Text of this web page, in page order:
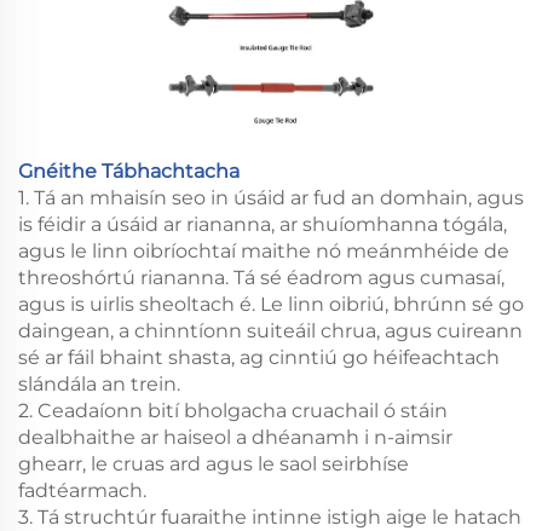
Gnéithe Tábhachtacha
1. Tá an mhaisín seo in úsáid ar fud an domhain, agus
is féidir a úsáid ar riananna, ar shuíomhanna tógála,
agus le linn oibríochtaí maithe nó meánmhéide de
threoshórtú riananna. Tá sé éadrom agus cumasaí,
agus is uirlis sheoltach é. Le linn oibriú, bhrúnn sé go
daingean, a chinntíonn suiteáil chrua, agus cuireann
sé ar fáil bhaint shasta, ag cinntiú go héifeachtach
slándála an trein.
2. Ceadaíonn bití bholgacha cruachail ó stáin
dealbhaithe ar haiseol a dhéanamh i n-aimsir
ghearr, le cruas ard agus le saol seirbhíse
fadtéarmach.
3. Tá struchtúr fuaraithe intinne istigh aige le hatach